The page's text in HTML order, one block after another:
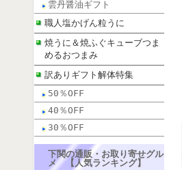
雲丹醤油ギフト
職人塩かげん粒うに
焼うに＆焼ふぐキューブつま
めるおつまみ
訳ありギフト解体特集
50％OFF
40％OFF
30％OFF
下関の通販・お取り寄せグル
メ 【人気ランキング】